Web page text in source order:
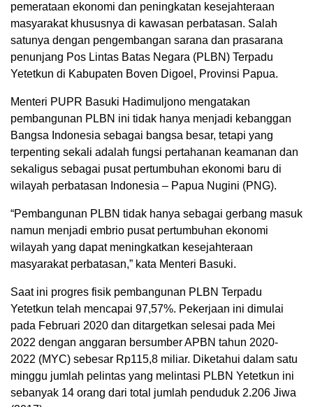
pemerataan ekonomi dan peningkatan kesejahteraan
masyarakat khususnya di kawasan perbatasan. Salah
satunya dengan pengembangan sarana dan prasarana
penunjang Pos Lintas Batas Negara (PLBN) Terpadu
Yetetkun di Kabupaten Boven Digoel, Provinsi Papua.
Menteri PUPR Basuki Hadimuljono mengatakan
pembangunan PLBN ini tidak hanya menjadi kebanggan
Bangsa Indonesia sebagai bangsa besar, tetapi yang
terpenting sekali adalah fungsi pertahanan keamanan dan
sekaligus sebagai pusat pertumbuhan ekonomi baru di
wilayah perbatasan Indonesia – Papua Nugini (PNG).
“Pembangunan PLBN tidak hanya sebagai gerbang masuk
namun menjadi embrio pusat pertumbuhan ekonomi
wilayah yang dapat meningkatkan kesejahteraan
masyarakat perbatasan,” kata Menteri Basuki.
Saat ini progres fisik pembangunan PLBN Terpadu
Yetetkun telah mencapai 97,57%. Pekerjaan ini dimulai
pada Februari 2020 dan ditargetkan selesai pada Mei
2022 dengan anggaran bersumber APBN tahun 2020-
2022 (MYC) sebesar Rp115,8 miliar. Diketahui dalam satu
minggu jumlah pelintas yang melintasi PLBN Yetetkun ini
sebanyak 14 orang dari total jumlah penduduk 2.206 Jiwa